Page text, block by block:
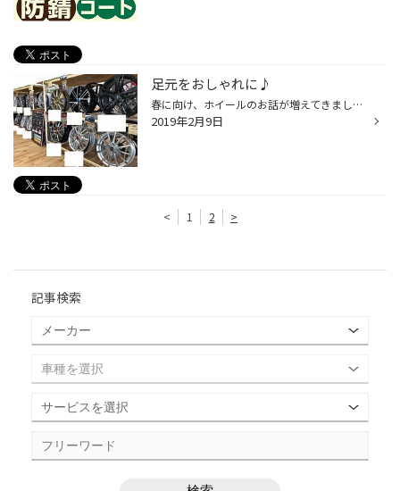
足元をおしゃれに♪
春に向け、ホイールのお話が増えてきました♪ 夏タイヤをインチアップしてかっこよくしたい！！ 純正タイヤを使用してオシャレなホイールを履かせたい！！ 靴を選ぶのと同じように 車の足元 ホイールもオシャレなものにしたいという 女性の方もいらっしゃいます♪ 軽自動車からコンパクトカー、セダン...
2019年2月9日
< 1 2 >
記事検索